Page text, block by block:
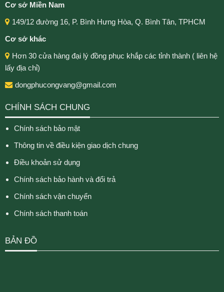
Cơ sở Miền Nam
149/12 đường 16, P. Bình Hưng Hòa, Q. Bình Tân, TPHCM
Cơ sở khác
Hơn 30 cửa hàng đại lý đồng phục khắp các tỉnh thành ( liên hệ
lấy địa chỉ)
dongphucongvang@gmail.com
CHÍNH SÁCH CHUNG
Chính sách bảo mật
Thông tin về điều kiện giao dịch chung
Điều khoản sử dụng
Chính sách bảo hành và đổi trả
Chính sách vận chuyển
Chính sách thanh toán
BẢN ĐỒ